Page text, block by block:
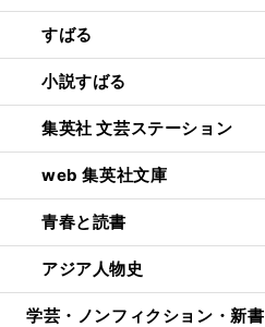
すばる
小説すばる
集英社 文芸ステーション
web 集英社文庫
青春と読書
アジア人物史
学芸・ノンフィクション・新書